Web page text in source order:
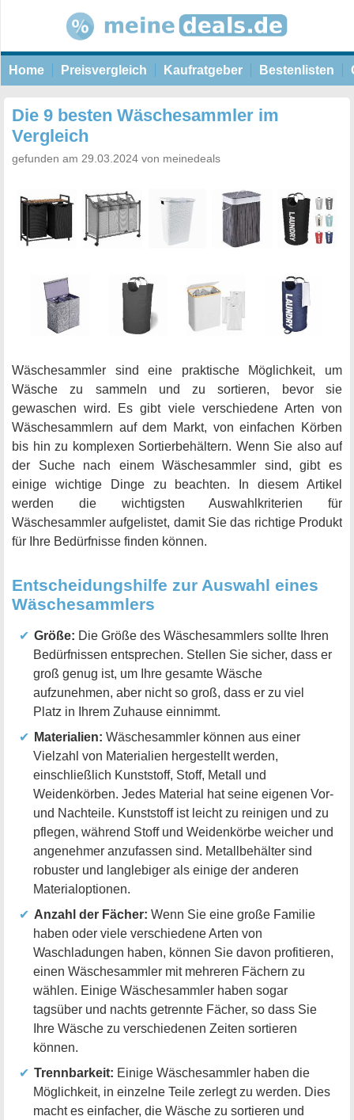
Home Preisvergleich Kaufratgeber Bestenlisten
Die 9 besten Wäschesammler im
Vergleich
gefunden am 29.03.2024 von meinedeals
Wäschesammler sind eine praktische Möglichkeit, um
Wäsche zu sammeln und zu sortieren, bevor sie
gewaschen wird. Es gibt viele verschiedene Arten von
Wäschesammlern auf dem Markt, von einfachen Körben
bis hin zu komplexen Sortierbehältern. Wenn Sie also auf
der Suche nach einem Wäschesammler sind, gibt es
einige wichtige Dinge zu beachten. In diesem Artikel
werden die wichtigsten Auswahlkriterien für
Wäschesammler aufgelistet, damit Sie das richtige Produkt
für Ihre Bedürfnisse finden können.
Entscheidungshilfe zur Auswahl eines
Wäschesammlers
Größe: Die Größe des Wäschesammlers sollte Ihren
Bedürfnissen entsprechen. Stellen Sie sicher, dass er
groß genug ist, um Ihre gesamte Wäsche
aufzunehmen, aber nicht so groß, dass er zu viel
Platz in Ihrem Zuhause einnimmt.
Materialien: Wäschesammler können aus einer
Vielzahl von Materialien hergestellt werden,
einschließlich Kunststoff, Stoff, Metall und
Weidenkörben. Jedes Material hat seine eigenen Vor-
und Nachteile. Kunststoff ist leicht zu reinigen und zu
pflegen, während Stoff und Weidenkörbe weicher und
angenehmer anzufassen sind. Metallbehälter sind
robuster und langlebiger als einige der anderen
Materialoptionen.
Anzahl der Fächer: Wenn Sie eine große Familie
haben oder viele verschiedene Arten von
Waschladungen haben, können Sie davon profitieren,
einen Wäschesammler mit mehreren Fächern zu
wählen. Einige Wäschesammler haben sogar
tagsüber und nachts getrennte Fächer, so dass Sie
Ihre Wäsche zu verschiedenen Zeiten sortieren
können.
Trennbarkeit: Einige Wäschesammler haben die
Möglichkeit, in einzelne Teile zerlegt zu werden. Dies
macht es einfacher, die Wäsche zu sortieren und